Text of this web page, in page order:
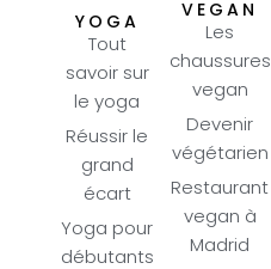
YOGA
Tout
savoir sur
le yoga
Réussir le
grand
écart
Yoga pour
débutants
VEGAN
Les
chaussures
vegan
Devenir
végétarien
Restaurant
vegan à
Madrid